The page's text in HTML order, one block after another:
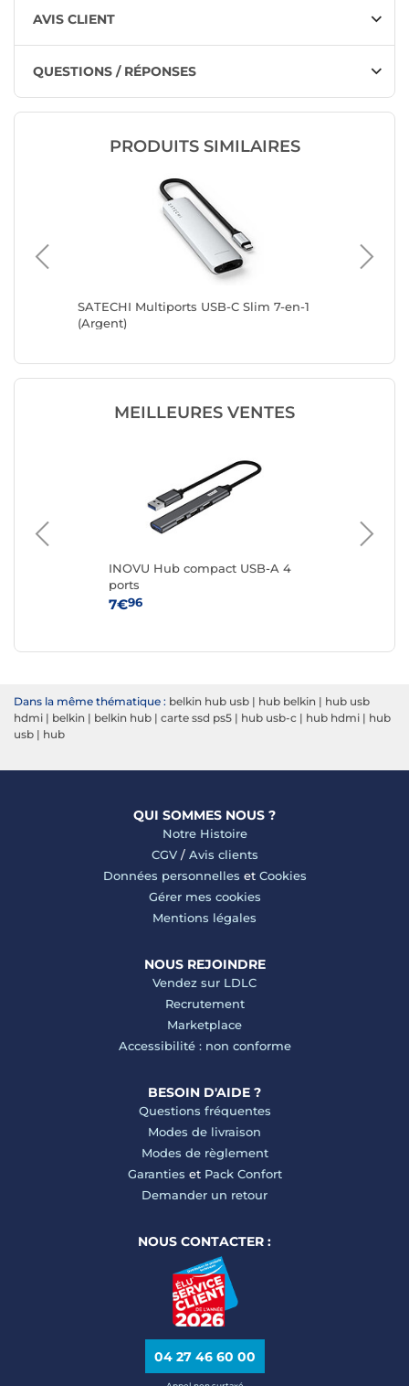
AVIS CLIENT
QUESTIONS / RÉPONSES
PRODUITS SIMILAIRES
SATECHI Multiports USB-C Slim 7-en-1
(Argent)
MEILLEURES VENTES
INOVU Hub compact USB-A 4
ports
7€96
Dans la même thématique : belkin hub usb | hub belkin | hub usb
hdmi | belkin | belkin hub | carte ssd ps5 | hub usb-c | hub hdmi | hub
usb | hub
QUI SOMMES NOUS ?
Notre Histoire
CGV/ Avis clients
Données personnelles et Cookies
Gérer mes cookies
Mentions légales
NOUS REJOINDRE
Vendez sur LDLC
Recrutement
Marketplace
Accessibilité : non conforme
BESOIN D'AIDE ?
Questions fréquentes
Modes de livraison
Modes de règlement
Garanties et Pack Confort
Demander un retour
NOUS CONTACTER :
04 27 46 60 00